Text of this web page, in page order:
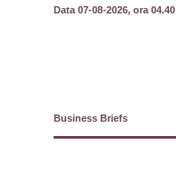
Data 07-08-2026, ora 04.40
Business Briefs